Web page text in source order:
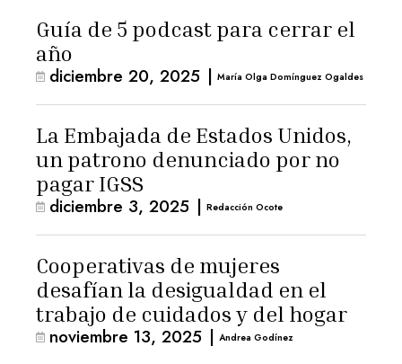
Guía de 5 podcast para cerrar el
año
diciembre 20, 2025 | María Olga Domínguez Ogaldes
La Embajada de Estados Unidos,
un patrono denunciado por no
pagar IGSS
diciembre 3, 2025 | Redacción Ocote
Cooperativas de mujeres
desafían la desigualdad en el
trabajo de cuidados y del hogar
noviembre 13, 2025 | Andrea Godínez